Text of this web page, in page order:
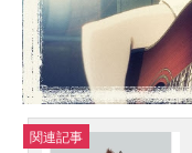
関連記事